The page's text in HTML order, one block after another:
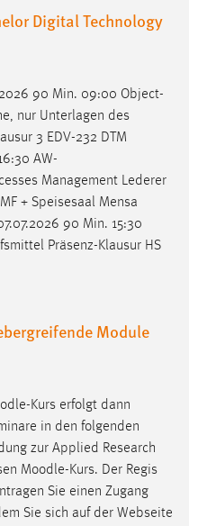
Digital Technology
90 Min. 09:00 Object-
nur Unterlagen des
3 EDV-232 DTM
AW-
Management Lederer
+ Speisesaal Mensa
90 Min. 15:30
Präsenz-Klausur HS
Module
-Kurs erfolgt dann
in den folgenden
zur Applied Research
Moodle-Kurs. Der Regis
Sie einen Zugang
Sie sich auf der Webseite